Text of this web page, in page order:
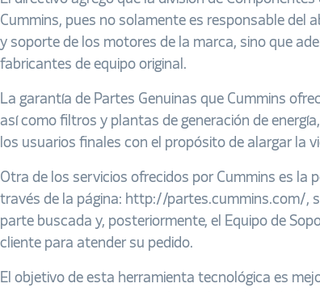
Cummins, pues no solamente es responsable
y soporte de los motores de la marca, sino que
fabricantes de equipo original.
La garantía de Partes Genuinas que Cummins
así como filtros y plantas de generación de
los usuarios finales con el propósito de alargar la
Otra de los servicios ofrecidos por Cummins es la
través de la página: http://partes.cummins.com/,
parte buscada y, posteriormente, el Equipo de
cliente para atender su pedido.
El objetivo de esta herramienta tecnológica es